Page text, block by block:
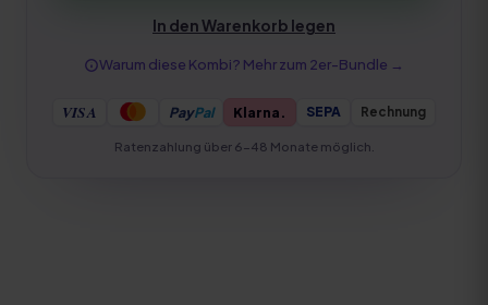
In den Warenkorb legen
Warum diese Kombi? Mehr zum 2er-Bundle →
VISA PayPal Klarna. SEPA Rechnung
Ratenzahlung über 6–48 Monate möglich.